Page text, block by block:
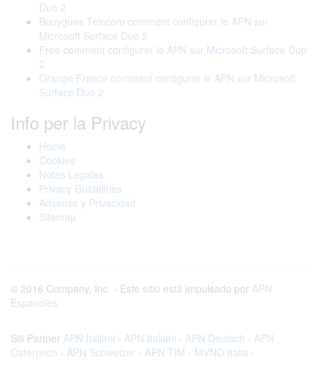
Duo 2
Bouygues Telecom comment configurer le APN sur
Microsoft Surface Duo 2
Free comment configurer le APN sur Microsoft Surface Duo
2
Orange France comment configurer le APN sur Microsoft
Surface Duo 2
Info per la Privacy
Home
Cookies
Notas Legales
Privacy Guidelines
Adsense y Privacidad
Sitemap
© 2016 Company, Inc. - Este sitio está impulsado por APN
Espanoles
Siti Partner APN Italiani - APN Italiani - APN Deutsch - APN
Osterreich - APN Schweizer - APN TIM - MVNO Italia -